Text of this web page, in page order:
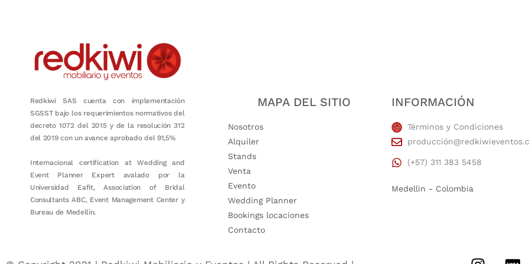
Redkiwi SAS cuenta con implementación
SGSST bajo los requerimientos normativos del
decreto 1072 del 2015 y de la resolución 312
del 2019 con un avance aprobado del 91,5%
Internacional certification at Wedding and
Event Planner Expert avalado por la
Universidad Eafit, Association of Bridal
Consultants ABC, Event Management Center y
Bureau de Medellín.
MAPA DEL SITIO
Nosotros
Alquiler
Stands
Venta
Evento
Wedding Planner
Bookings locaciones
Contacto
INFORMACIÓN
Términos y Condiciones
(+57) 311 383 5458
Medellin - Colombia